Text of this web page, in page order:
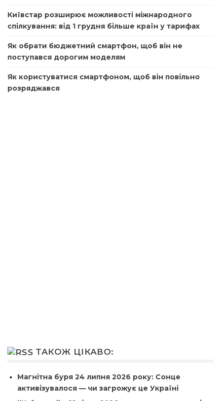
Київстар розширює можливості міжнародного
спілкування: від 1 грудня більше країн у тарифах
Як обрати бюджетний смартфон, щоб він не
поступався дорогим моделям
Як користуватися смартфоном, щоб він повільно
розряджався
ТАКОЖ ЦІКАВО:
Магнітна буря 24 липня 2026 року: Сонце
активізувалося — чи загрожує це Україні